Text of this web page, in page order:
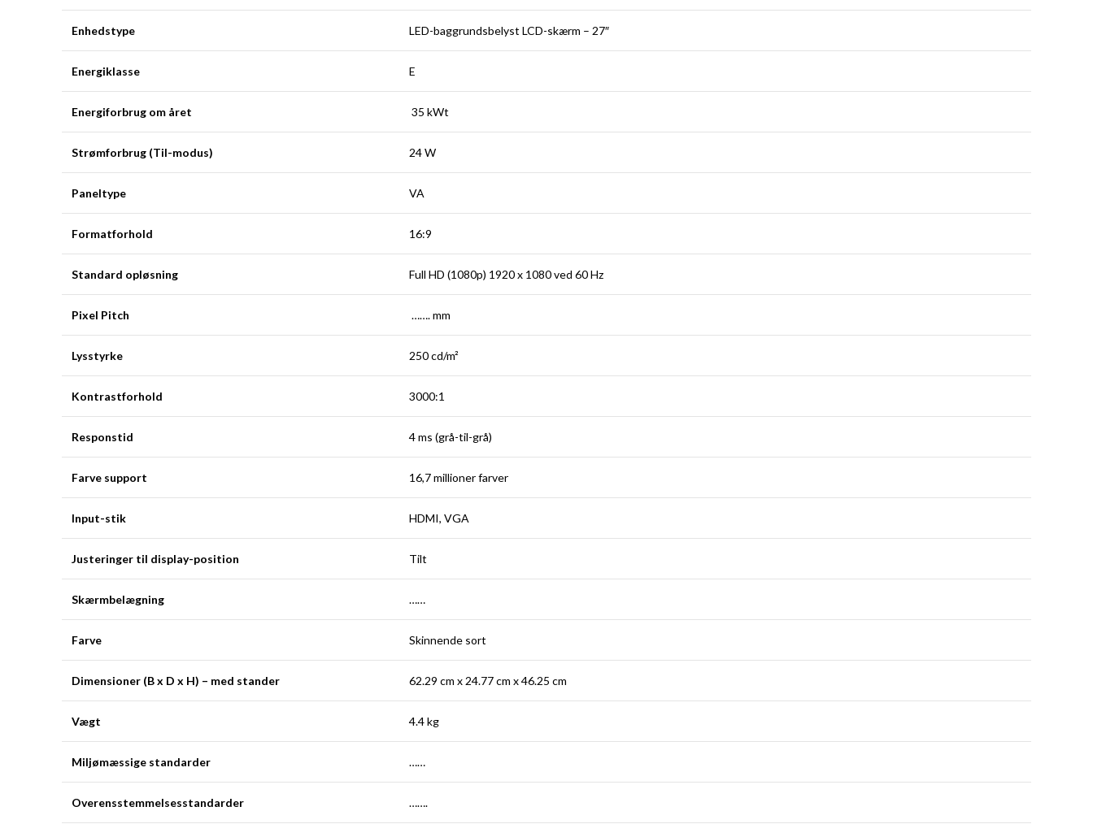
Enhedstype LED-baggrundsbelyst LCD-skærm – 27″
Energiklasse E
Energiforbrug om året 35 kWt
Strømforbrug (Til-modus) 24 W
Paneltype VA
Formatforhold 16:9
Standard opløsning Full HD (1080p) 1920 x 1080 ved 60 Hz
Pixel Pitch ……. mm
Lysstyrke 250 cd/m²
Kontrastforhold 3000:1
Responstid 4 ms (grå-til-grå)
Farve support 16,7 millioner farver
Input-stik HDMI, VGA
Justeringer til display-position Tilt
Skærmbelægning ……
Farve Skinnende sort
Dimensioner (B x D x H) – med stander 62.29 cm x 24.77 cm x 46.25 cm
Vægt 4.4 kg
Miljømæssige standarder ……
Overensstemmelsesstandarder …….